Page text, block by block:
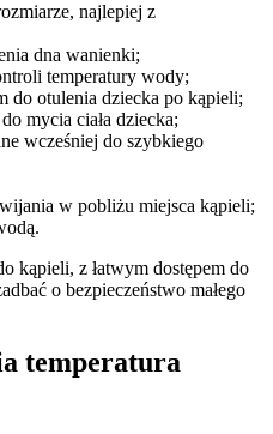
najlepiej z
dna wanienki;
temperatury wody;
do otulenia dziecka po kąpieli;
mycia ciała dziecka;
wcześniej do szybkiego
w pobliżu miejsca kąpieli;
kąpieli, z łatwym dostępem do
o bezpieczeństwo małego
temperatura